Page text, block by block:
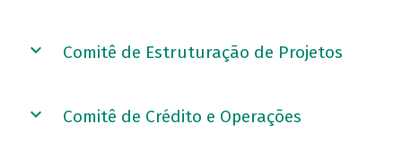
Comitê de Estruturação de Projetos
Comitê de Crédito e Operações